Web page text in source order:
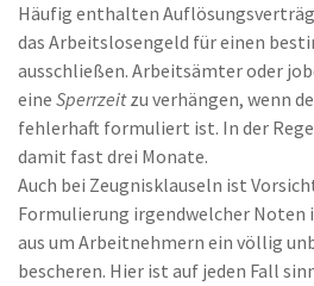
Häufig enthalten
das Arbeitslosengeld für einen
ausschließen. Arbeitsämter oder
eine Sperrzeitzu verhängen, wenn
fehlerhaft formuliert ist. In der
damit fast drei Monate.
Auch bei Zeugnisklauseln ist
Formulierung irgendwelcher Noten
aus um Arbeitnehmern ein völlig
bescheren. Hier ist auf jeden Fall